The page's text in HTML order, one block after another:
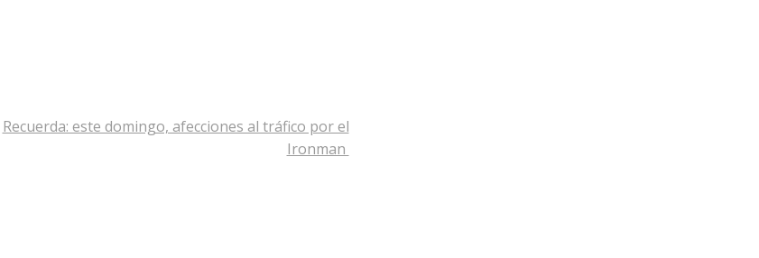
Recuerda: este domingo, afecciones al tráfico por el
Ironman